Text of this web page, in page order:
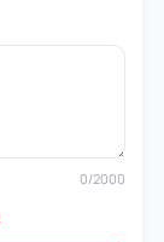
0/2000